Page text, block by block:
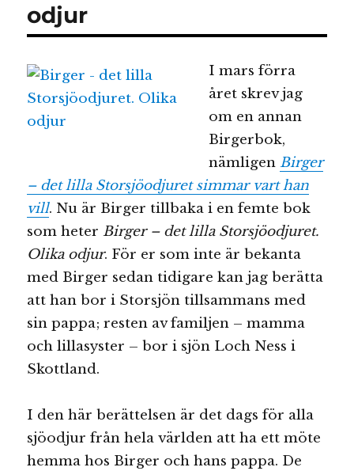
odjur
I mars förra
året skrev jag
om en annan
Birgerbok,
nämligenBirger
– det lilla Storsjöodjuret simmar vart han
vill. Nu är Birger tillbaka i en femte bok
som heterBirger – det lilla Storsjöodjuret.
Olika odjur. För er som inte är bekanta
med Birger sedan tidigare kan jag berätta
att han bor i Storsjön tillsammans med
sin pappa; resten av familjen – mamma
och lillasyster – bor i sjön Loch Ness i
Skottland.
I den här berättelsen är det dags för alla
sjöodjur från hela världen att ha ett möte
hemma hos Birger och hans pappa. De